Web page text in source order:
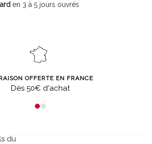
en 3 à 5 jours ouvrés
OFFERTE EN FRANCE
Dès 50€ d'achat
du